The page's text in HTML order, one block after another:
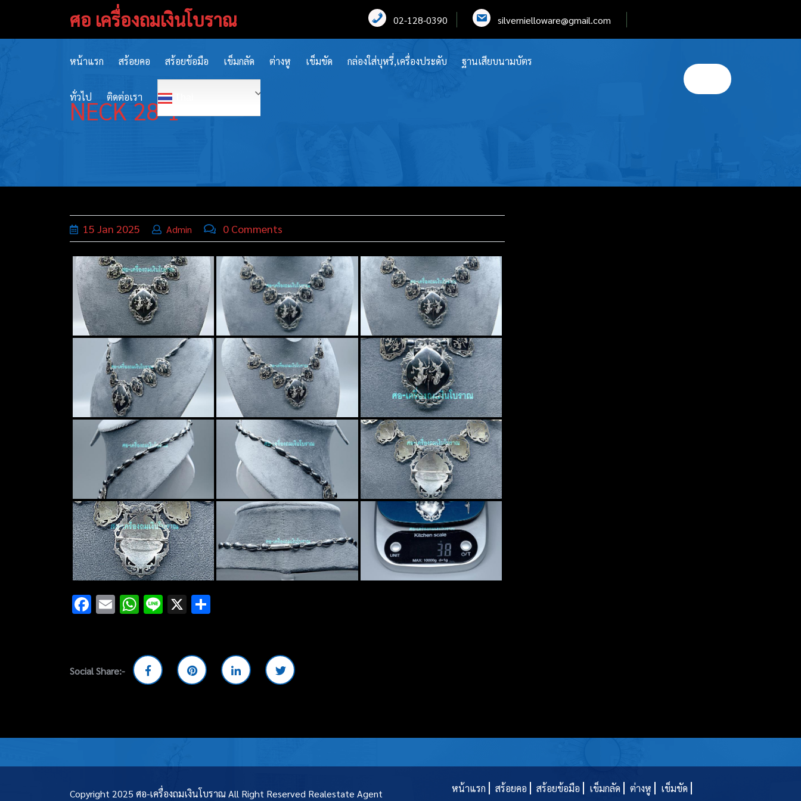
ศอ เครื่องถมเงินโบราณ 02-128-0390 silvernielloware@gmail.com
หน้าแรก สร้อยคอ สร้อยข้อมือ เข็มกลัด ต่างหู เข็มขัด กล่องใส่บุหรี่,เครื่องประดับ ฐานเสียบนามบัตร
ทั่วไป ติดต่อเรา
NECK 28-1
15 Jan 2025 Admin 0 Comments
Facebook
EmailWhatsApp
Line
X
Social Share:-
Copyright 2025 ศอ-เครื่องถมเงินโบราณ All Right Reserved Realestate Agent หน้าแรก สร้อยคอ สร้อยข้อมือ เข็มกลัด ต่างหู เข็มขัด